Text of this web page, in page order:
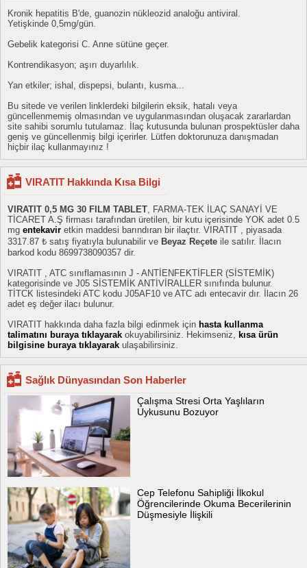
Kronik hepatitis B'de, guanozin nükleozid analoğu antiviral.
Yetişkinde 0,5mg/gün.
Gebelik kategorisi C. Anne sütüne geçer.
Kontrendikasyon; aşırı duyarlılık.
Yan etkiler; ishal, dispepsi, bulantı, kusma...
Bu sitede ve verilen linklerdeki bilgilerin eksik, hatalı veya
güncellenmemiş olmasından ve uygulanmasından oluşacak zararlardan
site sahibi sorumlu tutulamaz. İlaç kutusunda bulunan prospektüsler daha
geniş ve güncellenmiş bilgi içerirler. Lütfen doktorunuza danışmadan
hiçbir ilaç kullanmayınız !
VIRATIT Hakkında Kısa Bilgi
VIRATIT 0,5 MG 30 FILM TABLET, FARMA-TEK İLAÇ SANAYİ VE
TİCARET A.Ş firması tarafından üretilen, bir kutu içerisinde YOK adet 0.5
mg entekavir etkin maddesi barındıran bir ilaçtır. VIRATIT , piyasada
3317.87 ₺ satış fiyatıyla bulunabilir ve Beyaz Reçete ile satılır. İlacın
barkod kodu 8699738090357 dir.
VIRATIT , ATC sınıflamasının J - ANTİENFEKTİFLER (SİSTEMİK)
kategorisinde ve J05 SİSTEMİK ANTİVİRALLER sınıfında bulunur.
TİTCK listesindeki ATC kodu J05AF10 ve ATC adı entecavir dır. İlacın 26
adet eş değer ilacı bulunur.
VIRATIT hakkında daha fazla bilgi edinmek için hasta kullanma
talimatını buraya tıklayarak okuyabilirsiniz. Hekimseniz, kısa ürün
bilgisine buraya tıklayarak ulaşabilirsiniz.
Sağlık Dünyasından Son Haberler
Çalışma Stresi Orta Yaşlıların
Uykusunu Bozuyor
Cep Telefonu Sahipliği İlkokul
Öğrencilerinde Okuma Becerilerinin
Düşmesiyle İlişkili